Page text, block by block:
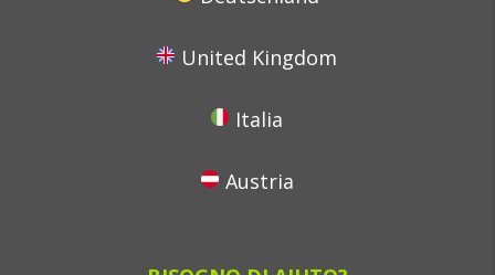
United Kingdom
Italia
Austria